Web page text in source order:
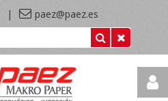
| paez@paez.es